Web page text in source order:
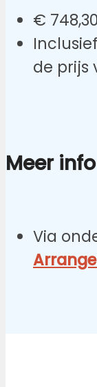
€
de prijs
Meer info
Via